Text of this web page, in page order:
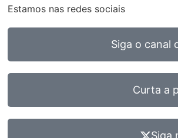
Estamos nas redes sociais
Siga o canal
Curta a